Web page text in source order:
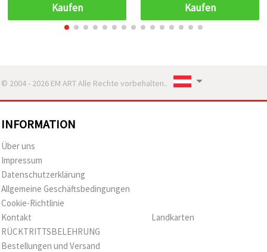
Kaufen Kaufen
© 2004 - 2026 EM ART Alle Rechte vorbehalten..
INFORMATION
Über uns
Impressum
Datenschutzerklärung
Allgemeine Geschäftsbedingungen
Cookie-Richtlinie
Kontakt
RÜCKTRITTSBELEHRUNG
Bestellungen und Versand
Landkarten